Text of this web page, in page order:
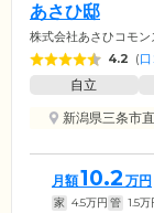
あさひ邸
株式会社あさひコモン
4.2 (
自立
新潟県三条市
月額10.2 万円
家 4.5万円 管 1.5万